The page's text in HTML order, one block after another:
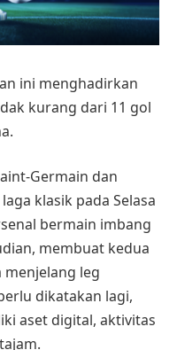
ini menghadirkan
kurang dari 11 gol
Germain dan
klasik pada Selasa
bermain imbang
membuat kedua
leg
dikatakan lagi,
aset digital, aktivitas